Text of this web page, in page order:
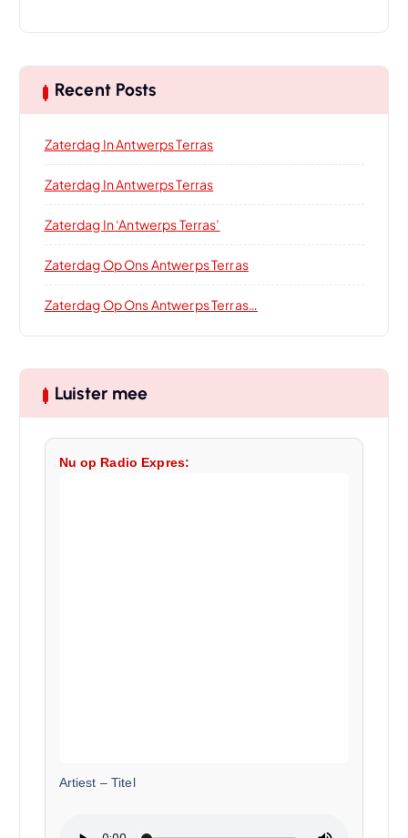
Recent Posts
Zaterdag In Antwerps Terras
Zaterdag In Antwerps Terras
Zaterdag In ‘Antwerps Terras’
Zaterdag Op Ons Antwerps Terras
Zaterdag Op Ons Antwerps Terras…
Luister mee
Nu op Radio Expres:
Artiest – Titel